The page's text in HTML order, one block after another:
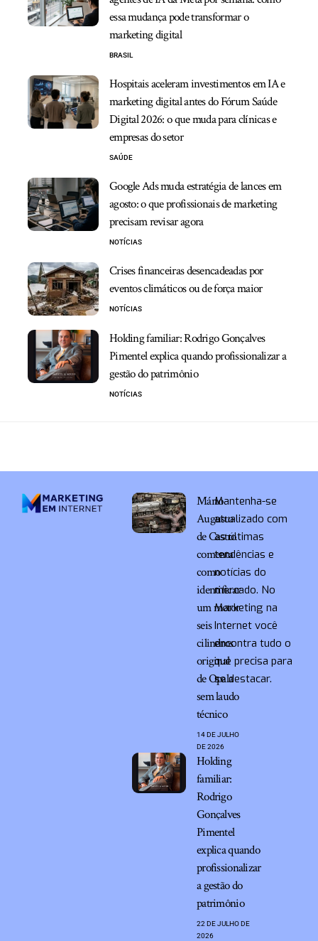
essa mudança pode transformar o
marketing digital
BRASIL
Hospitais aceleram investimentos em IA e
marketing digital antes do Fórum Saúde
Digital 2026: o que muda para clínicas e
empresas do setor
SAÚDE
Google Ads muda estratégia de lances em
agosto: o que profissionais de marketing
precisam revisar agora
NOTÍCIAS
Crises financeiras desencadeadas por
eventos climáticos ou de força maior
NOTÍCIAS
Holding familiar: Rodrigo Gonçalves
Pimentel explica quando profissionalizar a
gestão do patrimônio
NOTÍCIAS
Mário
Augusto
de Castro
comenta
como
identificar
um motor
seis
cilindros
original
de Opala
sem laudo
técnico
14 DE JULHO
DE 2026
Holding
familiar:
Rodrigo
Gonçalves
Pimentel
explica quando
profissionalizar
a gestão do
patrimônio
22 DE JULHO DE
2026
Mantenha-se
atualizado com
as últimas
tendências e
notícias do
mercado. No
Marketing na
Internet você
encontra tudo o
que precisa para
se destacar.